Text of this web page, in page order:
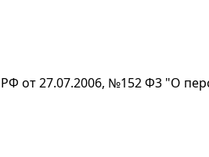
от 27.07.2006, №152 Ф3 "О